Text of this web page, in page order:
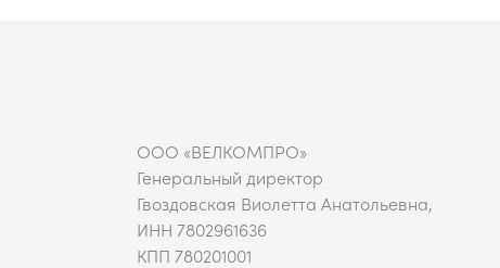
ООО «ВЕЛКОМПРО»
Генеральный директор
Гвоздовская Виолетта Анатольевна,
ИНН 7802961636
КПП 780201001